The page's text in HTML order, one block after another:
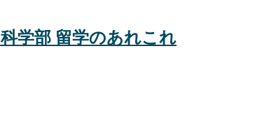
学部 留学のあれこれ